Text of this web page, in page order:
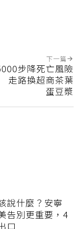
下一篇
步降死亡風險
路換超商茶葉
蛋豆漿
說什麼？安寧
告別更重要，4
口